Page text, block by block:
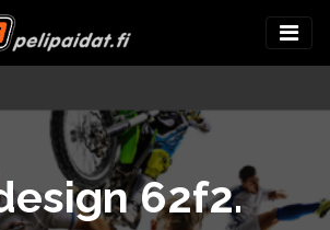
62f2.